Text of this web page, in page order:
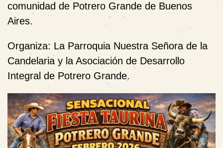
comunidad de Potrero Grande de Buenos
Aires.
Organiza: La Parroquia Nuestra Señora de la
Candelaria y la Asociación de Desarrollo
Integral de Potrero Grande.